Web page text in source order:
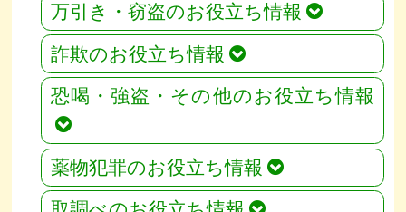
万引き・窃盗のお役立ち情報
詐欺のお役立ち情報
恐喝・強盗・その他のお役立ち情報
薬物犯罪のお役立ち情報